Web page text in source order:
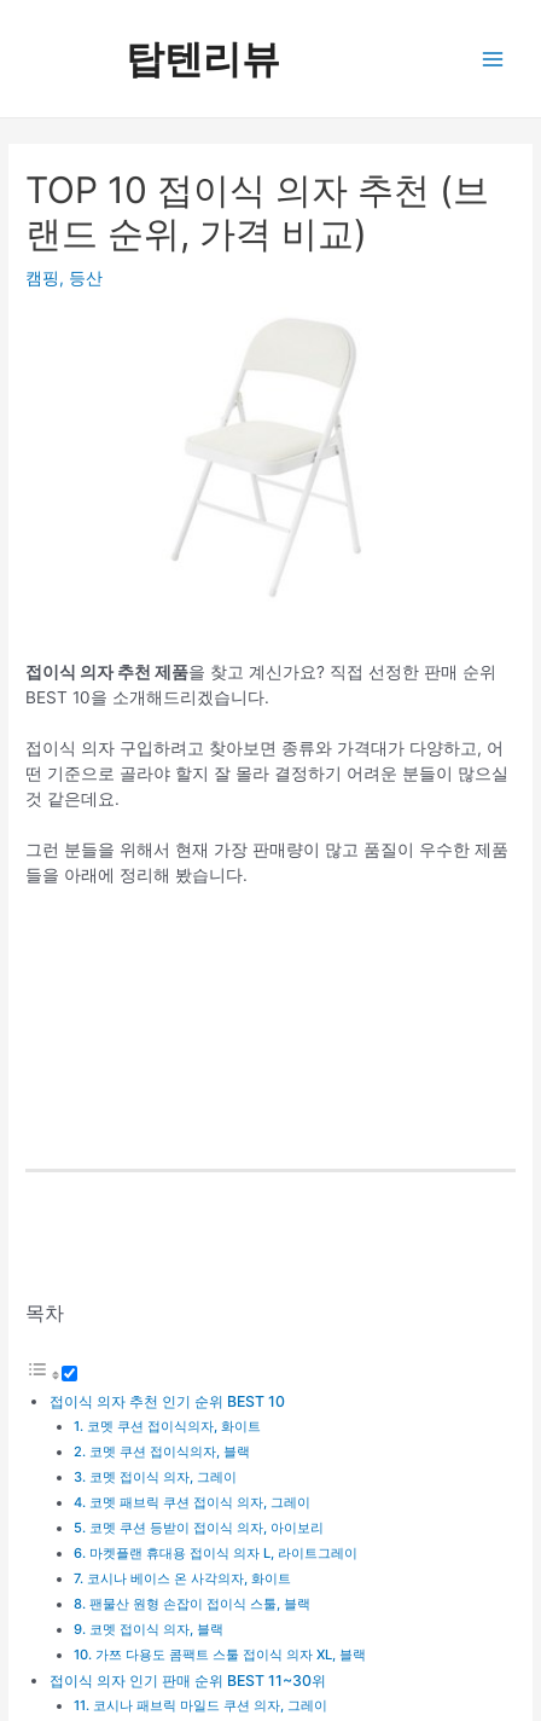
탑텐리뷰
TOP 10 접이식 의자 추천 (브
랜드 순위, 가격 비교)
캠핑, 등산
접이식 의자 추천 제품을 찾고 계신가요? 직접 선정한 판매 순위
BEST 10을 소개해드리겠습니다.
접이식 의자 구입하려고 찾아보면 종류와 가격대가 다양하고, 어
떤 기준으로 골라야 할지 잘 몰라 결정하기 어려운 분들이 많으실
것 같은데요.
그런 분들을 위해서 현재 가장 판매량이 많고 품질이 우수한 제품
들을 아래에 정리해 봤습니다.
목차
접이식 의자 추천 인기 순위 BEST 10
1. 코멧 쿠션 접이식의자, 화이트
2. 코멧 쿠션 접이식의자, 블랙
3. 코멧 접이식 의자, 그레이
4. 코멧 패브릭 쿠션 접이식 의자, 그레이
5. 코멧 쿠션 등받이 접이식 의자, 아이보리
6. 마켓플랜 휴대용 접이식 의자 L, 라이트그레이
7. 코시나 베이스 온 사각의자, 화이트
8. 팬물산 원형 손잡이 접이식 스툴, 블랙
9. 코멧 접이식 의자, 블랙
10. 가쯔 다용도 콤팩트 스툴 접이식 의자 XL, 블랙
접이식 의자 인기 판매 순위 BEST 11~30위
11. 코시나 패브릭 마일드 쿠션 의자, 그레이